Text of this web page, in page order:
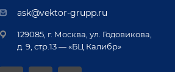
ask@vektor-grupp.ru
129085, г. Москва, ул. Годовикова,
д. 9, стр.13 — «БЦ Калибр»